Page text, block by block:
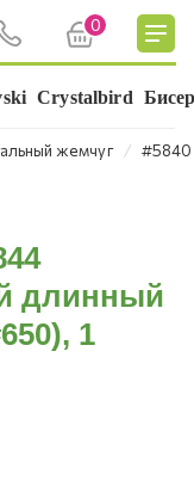
0
Crystalbird
жемчуг ⁄
длинный
1